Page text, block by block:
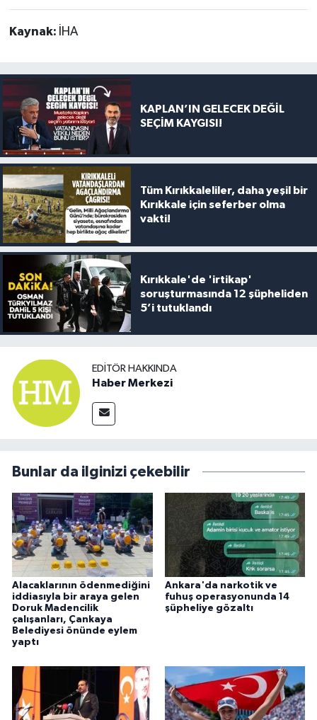
Kaynak: İHA
KAPLAN’IN GELECEK DEĞİL
SEÇİM KAYGISI!
Tüm Kırıkkaleliler, daha yeşil bir
Kırıkkale için seferber olma
vakti!
Kırıkkale'de 'irtikap'
soruşturmasında 12 şüpheliden
5’i tutuklandı
EDITÖR HAKKINDA
Haber Merkezi
Bunlar da ilginizi çekebilir
Alacaklarının ödenmediğini
iddiasıyla bir araya gelen
Doruk Madencilik
çalışanları, Çankaya
Belediyesi önünde eylem
yaptı
Ankara'da narkotik ve
fuhuş operasyonunda 14
şüpheliye gözaltı